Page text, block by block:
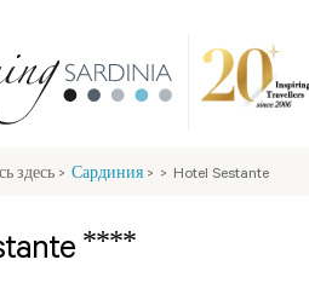
здесь > Сардиния > > Hotel Sestante
****